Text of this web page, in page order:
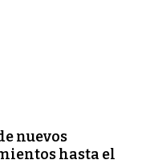
nuevos
hasta el